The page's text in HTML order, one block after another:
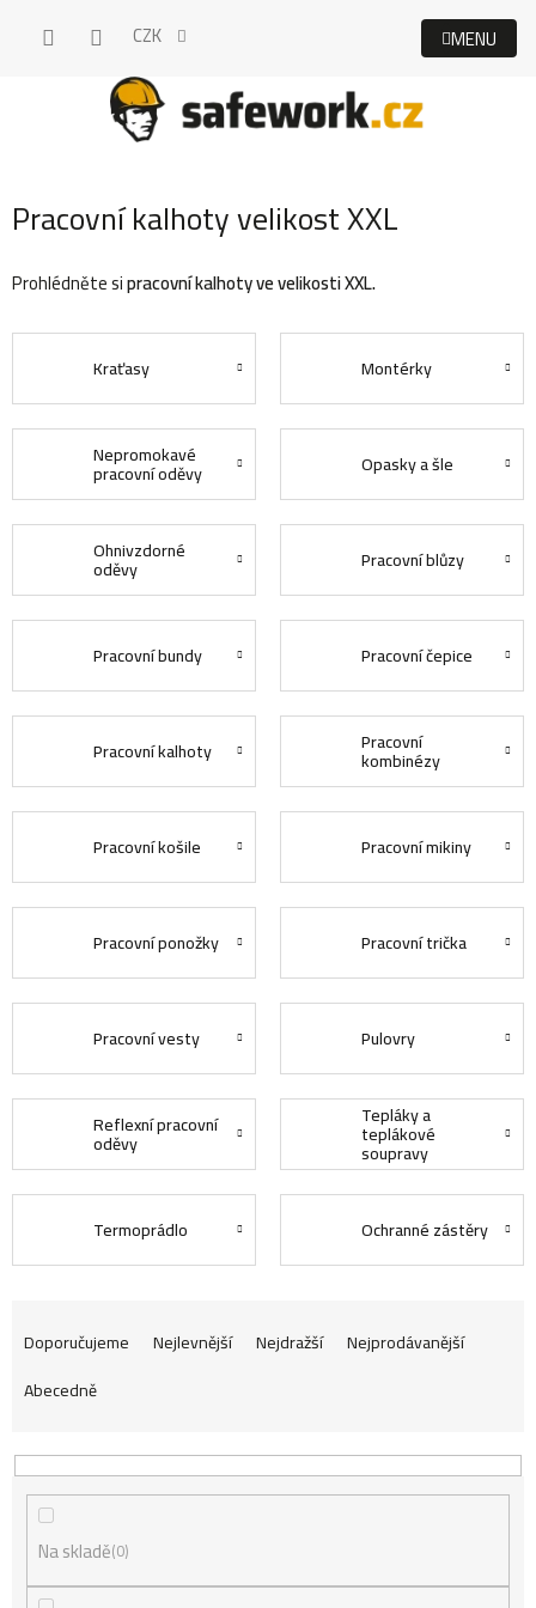
CZK
Pracovní kalhoty velikost XXL
Prohlédněte sipracovní kalhoty ve velikosti XXL.
Kraťasy Montérky
Nepromokavé
pracovní oděvy Opasky a šle
Ohnivzdorné
oděvy Pracovní blůzy
Pracovní bundy Pracovní čepice
Pracovní kalhoty Pracovní
kombinézy
Pracovní košile Pracovní mikiny
Pracovní ponožky Pracovní trička
Pracovní vesty Pulovry
Reflexní pracovní
oděvy
Tepláky a
teplákové
soupravy
Termoprádlo Ochranné zástěry
Ř
a
z
e
Doporučujeme Nejlevnější Nejdražší
Nejprodávanější
Abecedně
Na skladě 0